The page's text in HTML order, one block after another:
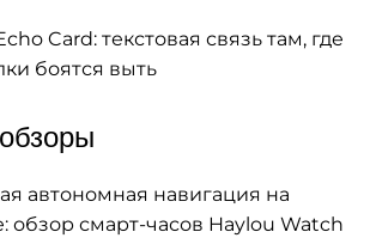
Card: текстовая связь там, где
боятся выть
автономная навигация на
обзор смарт-часов Haylou Watch